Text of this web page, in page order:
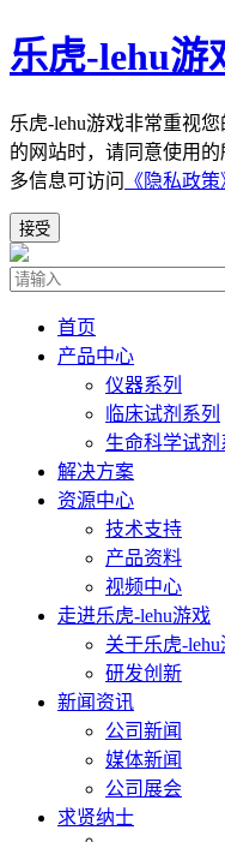
乐虎-lehu游
乐虎-lehu游戏非常重视
的网站时，请同意使用
多信息可访问
《隐私政策
接受
首页
产品中心
仪器系列
临床试剂系列
生命科学试剂
解决方案
资源中心
技术支持
产品资料
视频中心
走进乐虎-lehu游戏
关于乐虎-
研发创新
新闻资讯
公司新闻
媒体新闻
公司展会
求贤纳士